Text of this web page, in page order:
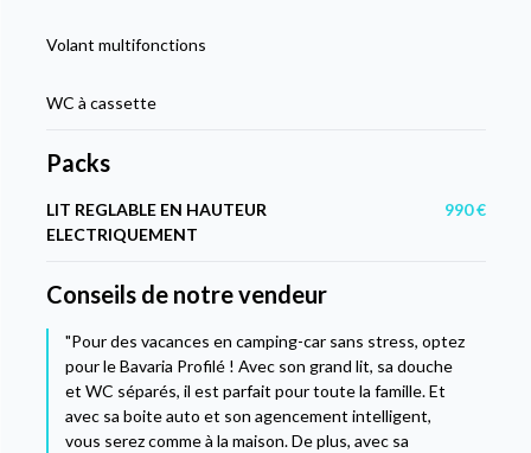
Volant multifonctions
WC à cassette
Packs
LIT REGLABLE EN HAUTEUR
ELECTRIQUEMENT
990 €
Conseils de notre vendeur
"Pour des vacances en camping-car sans stress, optez
pour le Bavaria Profilé ! Avec son grand lit, sa douche
et WC séparés, il est parfait pour toute la famille. Et
avec sa boite auto et son agencement intelligent,
vous serez comme à la maison. De plus, avec sa